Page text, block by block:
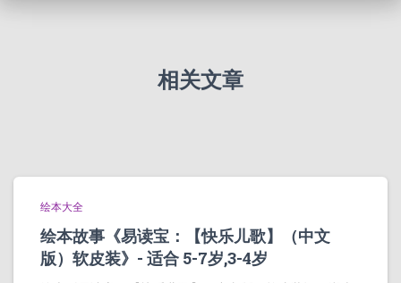
相关文章
绘本大全
绘本故事《易读宝：【快乐儿歌】（中文
版）软皮装》- 适合 5-7岁,3-4岁